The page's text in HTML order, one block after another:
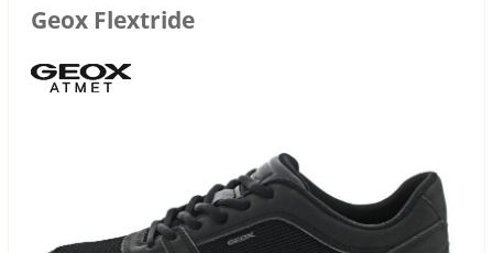
Geox Flextride